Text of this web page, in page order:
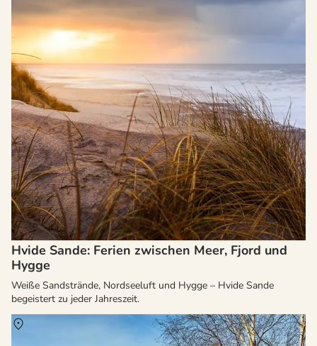
Hvide Sande: Ferien zwischen Meer, Fjord und
Hygge
Weiße Sandstrände, Nordseeluft und Hygge – Hvide Sande
begeistert zu jeder Jahreszeit.
Dänemark